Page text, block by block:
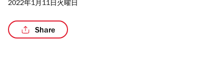
2022年1月11日火曜日
Share